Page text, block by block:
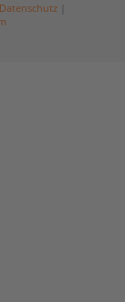
Datenschutz|